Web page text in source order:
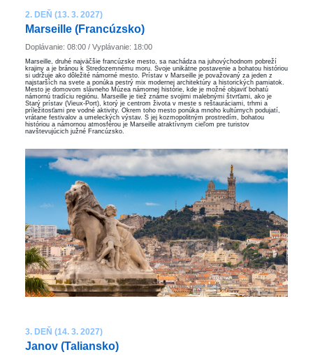
2. DEŇ (13. 3. 2027)
Marseille (Francúzsko)
Doplávanie: 08:00 / Vyplávanie: 18:00
Marseille, druhé najväčšie francúzske mesto, sa nachádza na juhovýchodnom pobreží
krajiny a je bránou k Stredozemnému moru. Svoje unikátne postavenie a bohatou históriou
si udržuje ako dôležité námorné mesto. Prístav v Marseille je považovaný za jeden z
najstarších na svete a ponúka pestrý mix modernej architektúry a historických pamiatok.
Mesto je domovom slávneho Múzea námornej histórie, kde je možné objaviť bohatú
námornú tradíciu regiónu. Marseille je tiež známe svojimi malebnými štvrťami, ako je
Starý prístav (Vieux-Port), ktorý je centrom života v meste s reštauráciami, trhmi a
príležitosťami pre vodné aktivity. Okrem toho mesto ponúka mnoho kultúrnych podujatí,
vrátane festivalov a umeleckých výstav. S jej kozmopolitným prostredím, bohatou
históriou a námornou atmosférou je Marseille atraktívnym cieľom pre turistov
navštevujúcich južné Francúzsko.
3. DEŇ (14. 3. 2027)
Janov (Taliansko)